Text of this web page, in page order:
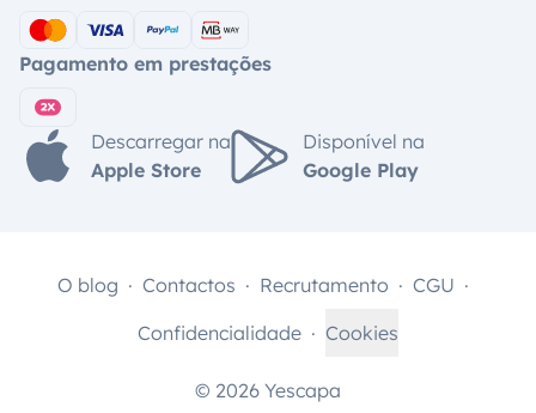
Pagamento em prestações
Descarregar na
Apple Store
Disponível na
Google Play
© 2026 Yescapa
O blog Contactos Recrutamento
CGU
Confidencialidade
Cookies